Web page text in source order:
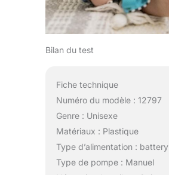
Bilan du test
Fiche technique
Numéro du modèle : 12797
Genre : Unisexe
Matériaux : Plastique
Type d’alimentation : battery
Type de pompe : Manuel